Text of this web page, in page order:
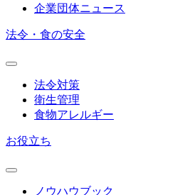
企業団体ニュース
法令・食の安全
法令対策
衛生管理
食物アレルギー
お役立ち
ノウハウブック